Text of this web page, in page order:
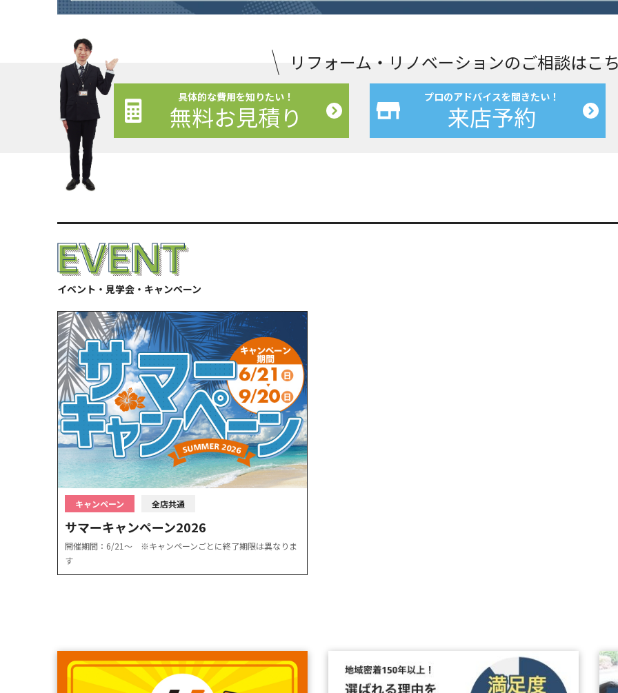
リフォーム・リノベーションのご相談はこ
具体的な費用を知りたい！
無料お見積り
プロのアドバイスを聞きたい！
来店予約
イベント・見学会・キャンペーン
キャンペーン 全店共通
サマーキャンペーン2026
開催期間：6/21〜 ※キャンペーンごとに終了期限は異なりま
す